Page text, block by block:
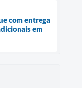
com entrega
em